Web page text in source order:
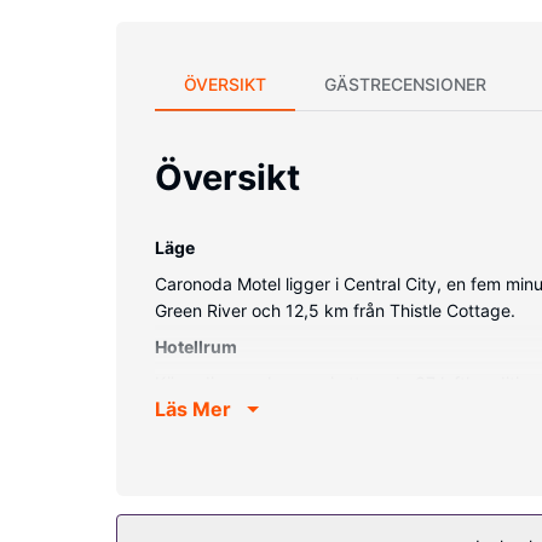
ÖVERSIKT GÄSTRECENSIONER
Översikt
Läge
Caronoda Motel ligger i Central City, en fem
Green River och 12,5 km från Thistle Cottage.
Hotellrum
finns badkar/dusch.
Övriga bekvämligheter
Läs Mer